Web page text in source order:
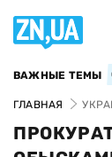
ВАЖНЫЕ ТЕМЫ
ГЛАВНАЯ